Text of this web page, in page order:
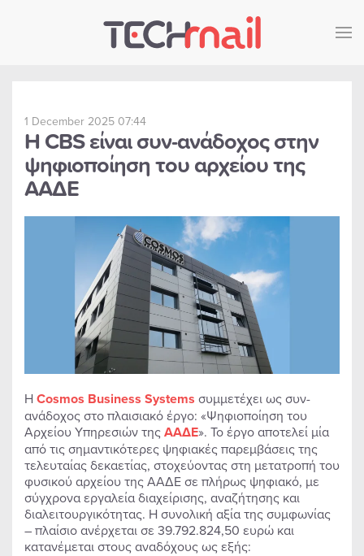
Skip to main content
1 December 2025 07:44
Η CBS είναι συν-ανάδοχος στην
ψηφιοποίηση του αρχείου της
ΑΑΔΕ
ΗCosmos Business Systems συμμετέχει ως συν-
ανάδοχος στο πλαισιακό έργο: «Ψηφιοποίηση του
Αρχείου Υπηρεσιών τηςΑΑΔΕ». Το έργο αποτελεί μία
από τις σημαντικότερες ψηφιακές παρεμβάσεις της
τελευταίας δεκαετίας, στοχεύοντας στη μετατροπή του
φυσικού αρχείου της ΑΑΔΕ σε πλήρως ψηφιακό, με
σύγχρονα εργαλεία διαχείρισης, αναζήτησης και
διαλειτουργικότητας. Η συνολική αξία της συμφωνίας
– πλαίσιο ανέρχεται σε 39.792.824,50 ευρώ και
κατανέμεται στους αναδόχους ως εξής: